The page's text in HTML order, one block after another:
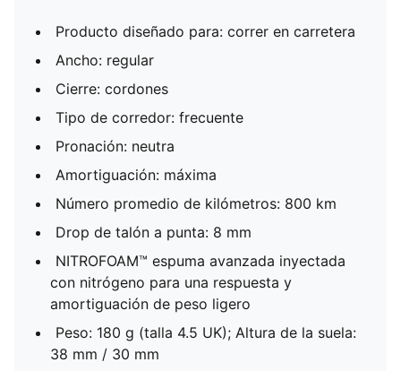
Producto diseñado para: correr en carretera
Ancho: regular
Cierre: cordones
Tipo de corredor: frecuente
Pronación: neutra
Amortiguación: máxima
Número promedio de kilómetros: 800 km
Drop de talón a punta: 8 mm
NITROFOAM™ espuma avanzada inyectada
con nitrógeno para una respuesta y
amortiguación de peso ligero
Peso: 180 g (talla 4.5 UK); Altura de la suela:
38 mm / 30 mm